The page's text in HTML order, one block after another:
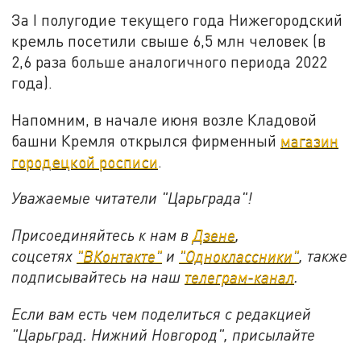
За I полугодие текущего года Нижегородский
кремль посетили свыше 6,5 млн человек (в
2,6 раза больше аналогичного периода 2022
года).
Напомним, в начале июня возле Кладовой
башни Кремля открылся фирменный магазин
городецкой росписи
Уважаемые читатели "Царьграда"!
Присоединяйтесь к нам вДзене,
соцсетях "ВКонтакте" и "Одноклассники", также
подписывайтесь на наш телеграм-канал.
Если вам есть чем поделиться с редакцией
"Царьград. Нижний Новгород", присылайте